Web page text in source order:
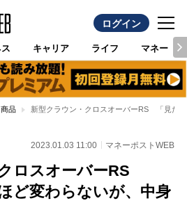
ログイン
キャリア ライフ マネー
品 新型クラウン・クロスオーバーRS 「見た
2023.01.03 11:00 マネーポストWEB
ロスオーバーRS
ど変わらないが、中身